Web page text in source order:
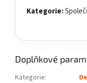
Kategorie:
Doplňkové
Kategorie: